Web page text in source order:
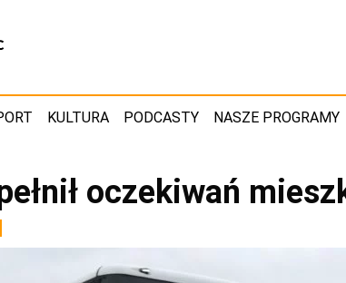
KULTURA PODCASTY NASZE PROGRAMY
oczekiwań